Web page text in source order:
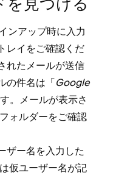
を見つける
ンア⁠ップ時に入力
レイをご確認くだ
れたメ⁠ールが送信
の件名は「⁠Google
。メ⁠ールが表示さ
ォルダ⁠ーをご確認
ザ⁠ー名を入力した
仮ユ⁠ーザ⁠ー名が記